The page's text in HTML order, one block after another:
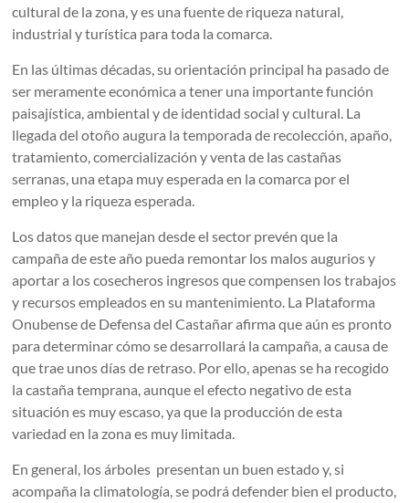
cultural de la zona, y es una fuente de riqueza natural,
industrial y turística para toda la comarca.
En las últimas décadas, su orientación principal ha pasado de
ser meramente económica a tener una importante función
paisajística, ambiental y de identidad social y cultural. La
llegada del otoño augura la temporada de recolección, apaño,
tratamiento, comercialización y venta de las castañas
serranas, una etapa muy esperada en la comarca por el
empleo y la riqueza esperada.
Los datos que manejan desde el sector prevén que la
campaña de este año pueda remontar los malos augurios y
aportar a los cosecheros ingresos que compensen los trabajos
y recursos empleados en su mantenimiento. La Plataforma
Onubense de Defensa del Castañar afirma que aún es pronto
para determinar cómo se desarrollará la campaña, a causa de
que trae unos días de retraso. Por ello, apenas se ha recogido
la castaña temprana, aunque el efecto negativo de esta
situación es muy escaso, ya que la producción de esta
variedad en la zona es muy limitada.
En general, los árboles presentan un buen estado y, si
acompaña la climatología, se podrá defender bien el producto,